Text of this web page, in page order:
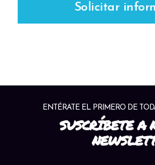
Solicitar
ENTÉRATE EL PRIMERO DE
SUSCRÍBETE A